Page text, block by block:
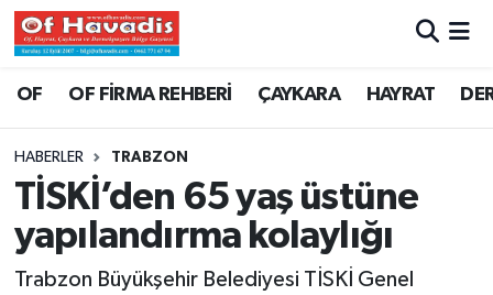
OF OF FİRMA REHBERİ ÇAYKARA HAYRAT
HABERLER TRABZON
TİSKİ’den 65 yaş üstüne
yapılandırma kolaylığı
Trabzon Büyükşehir Belediyesi TİSKİ Genel
Trabzon Nöbetçi Eczaneler
Trabzon Namaz Vakitleri
Trabzon Trafik Yoğunluk Haritası